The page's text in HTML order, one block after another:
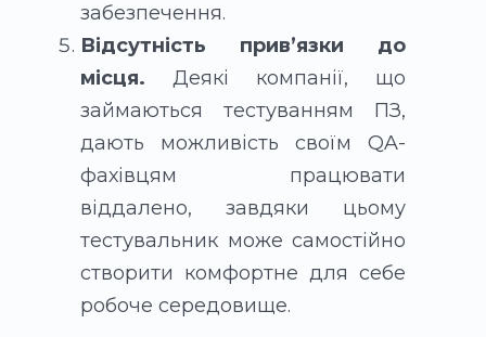
забезпечення.
Відсутність прив’язки до
місця. Деякі компанії, що
займаються тестуванням ПЗ,
дають можливість своїм QA-
фахівцям працювати
віддалено, завдяки цьому
тестувальник може самостійно
створити комфортне для себе
робоче середовище.